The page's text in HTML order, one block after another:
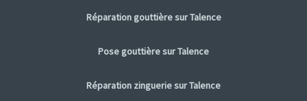
Réparation gouttière sur Talence
Pose gouttière sur Talence
Réparation zinguerie sur Talence